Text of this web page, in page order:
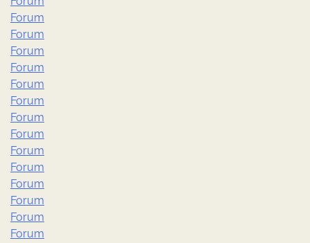
Forum
Forum
Forum
Forum
Forum
Forum
Forum
Forum
Forum
Forum
Forum
Forum
Forum
Forum